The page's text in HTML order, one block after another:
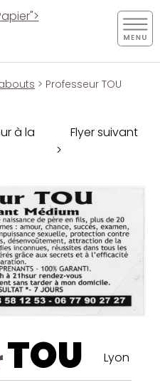
> Professeur TOU
à la
Flyer suivant
>
TOU Lyon